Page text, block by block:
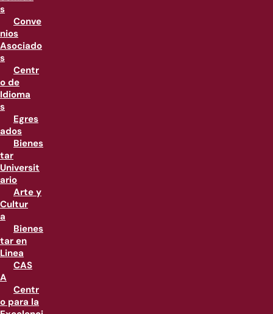
s
Conve
nios
Asociado
s
Centr
o de
Idioma
s
Egres
ados
Bienes
tar
Universit
ario
Arte y
Cultur
a
Bienes
tar en
Linea
CAS
A
Centr
o para la